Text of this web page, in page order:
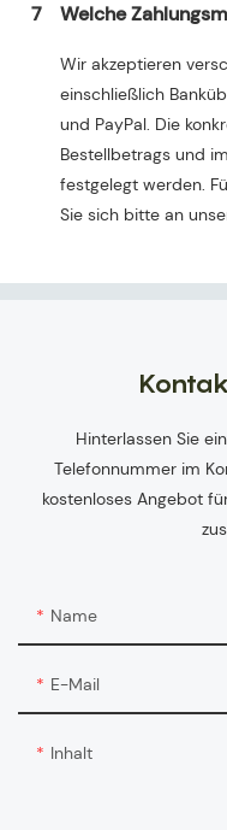
7 Welche
Wir akzeptieren
einschließlich
und PayPal. Die
Bestellbetrags und
festgelegt werden.
Sie sich bitte an
Hinterlassen Sie
Telefonnummer im
kostenloses Angebot
Name
E-Mail
Inhalt